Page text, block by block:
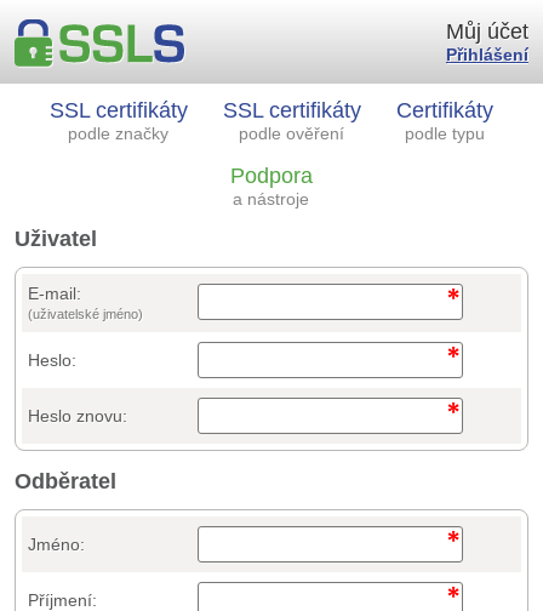
SSL certifikáty
podle značky
SSL certifikáty
podle ověření
Certifikáty
podle typu
Podpora
a nástroje
Můj účet
Přihlášení
Uživatel
E-mail:
(uživatelské jméno)
Heslo:
Heslo znovu:
Odběratel
Jméno:
Příjmení: